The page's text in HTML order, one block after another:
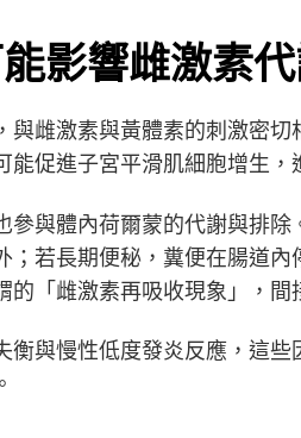
影響雌激素
雌激素與黃體素的刺激密
促進子宮平滑肌細胞增生，
參與體內荷爾蒙的代謝與排
；若長期便秘，糞便在腸道
「雌激素再吸收現象」，間
與慢性低度發炎反應，這些